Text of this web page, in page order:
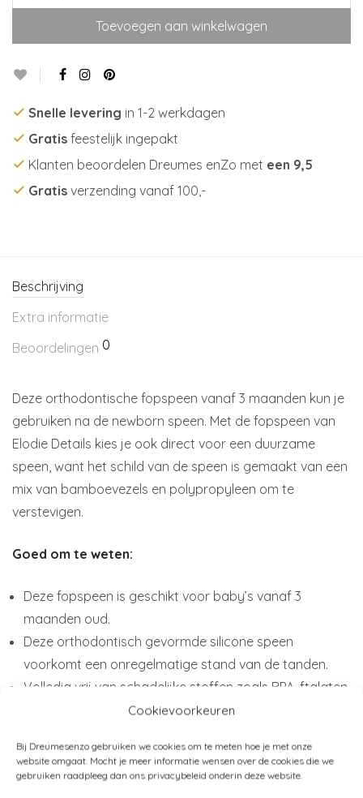
Cookievoorkeuren
Bij Dreumesenzo gebruiken we cookies om te meten hoe je met onze
website omgaat. Mocht je meer informatie wensen over de cookies die we
gebruiken raadpleeg dan ons privacybeleid onderin deze website.
Toevoegen aan winkelwagen
Snelle levering in 1-2 werkdagen
Gratis feestelijk ingepakt
Klanten beoordelen Dreumes enZo met een 9,5
Gratis verzending vanaf 100,-
Beschrijving
Extra informatie
Beoordelingen 0
Deze orthodontische fopspeen vanaf 3 maanden kun je
gebruiken na de newborn speen. Met de fopspeen van
Elodie Details kies je ook direct voor een duurzame
speen, want het schild van de speen is gemaakt van een
mix van bamboevezels en polypropyleen om te
verstevigen.
Goed om te weten:
Deze fopspeen is geschikt voor baby’s vanaf 3
maanden oud.
Deze orthodontisch gevormde silicone speen
voorkomt een onregelmatige stand van de tanden.
Volledig vrij van schadelijke stoffen zoals BPA, ftalaten
huidirritatie te verminderen.